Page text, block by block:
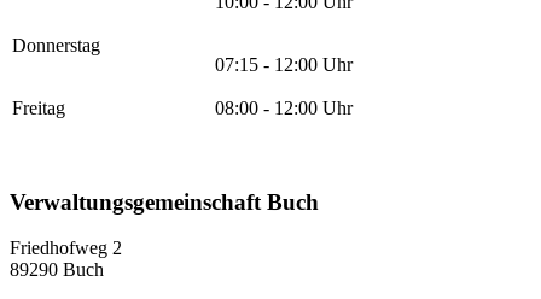
Donnerstag
07:15 - 12:00 Uhr
Freitag 08:00 - 12:00 Uhr
Verwaltungsgemeinschaft Buch
Friedhofweg 2
89290 Buch